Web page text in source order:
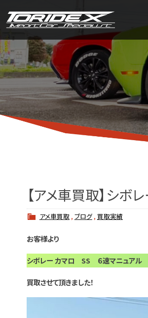
【アメ車買取】シボ
アメ車買取, ブログ, 買取実績
お客様より
シボレー カマロ SS ６速マニュアル
買取させて頂きました！